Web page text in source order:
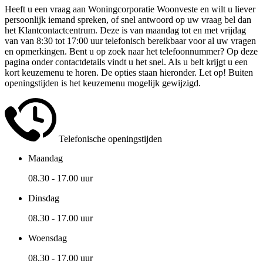
Heeft u een vraag aan Woningcorporatie Woonveste en wilt u liever
persoonlijk iemand spreken, of snel antwoord op uw vraag bel dan
het Klantcontactcentrum. Deze is van maandag tot en met vrijdag
van van 8:30 tot 17:00 uur telefonisch bereikbaar voor al uw vragen
en opmerkingen. Bent u op zoek naar het telefoonnummer? Op deze
pagina onder contactdetails vindt u het snel. Als u belt krijgt u een
kort keuzemenu te horen. De opties staan hieronder. Let op! Buiten
openingstijden is het keuzemenu mogelijk gewijzigd.
Telefonische openingstijden
Maandag
08.30 - 17.00 uur
Dinsdag
08.30 - 17.00 uur
Woensdag
08.30 - 17.00 uur